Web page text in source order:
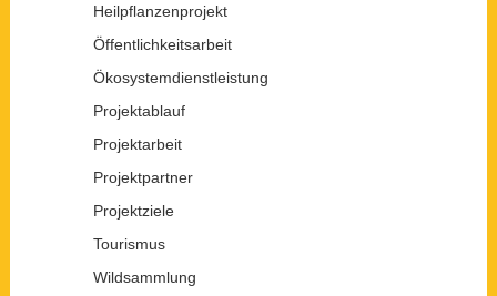
Heilpflanzenprojekt
Öffentlichkeitsarbeit
Ökosystemdienstleistung
Projektablauf
Projektarbeit
Projektpartner
Projektziele
Tourismus
Wildsammlung